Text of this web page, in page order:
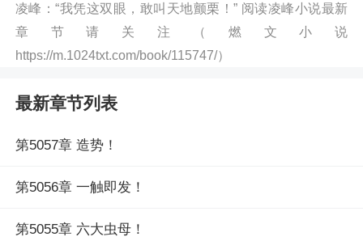
凌峰：“我凭这双眼，敢叫天地颤栗！” 阅读凌峰小说最新
章节请关注（燃文小说
https://m.1024txt.com/book/115747/）
最新章节列表
第5057章 造势！
第5056章 一触即发！
第5055章 六大虫母！